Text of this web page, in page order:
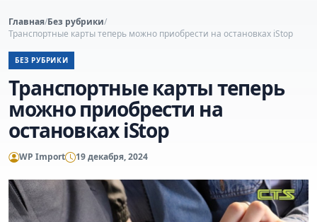
Главная/Без рубрики/
Транспортные карты теперь можно приобрести на остановках iStop
БЕЗ РУБРИКИ
Транспортные карты теперь
можно приобрести на
остановках iStop
WP Import 19 декабря, 2024